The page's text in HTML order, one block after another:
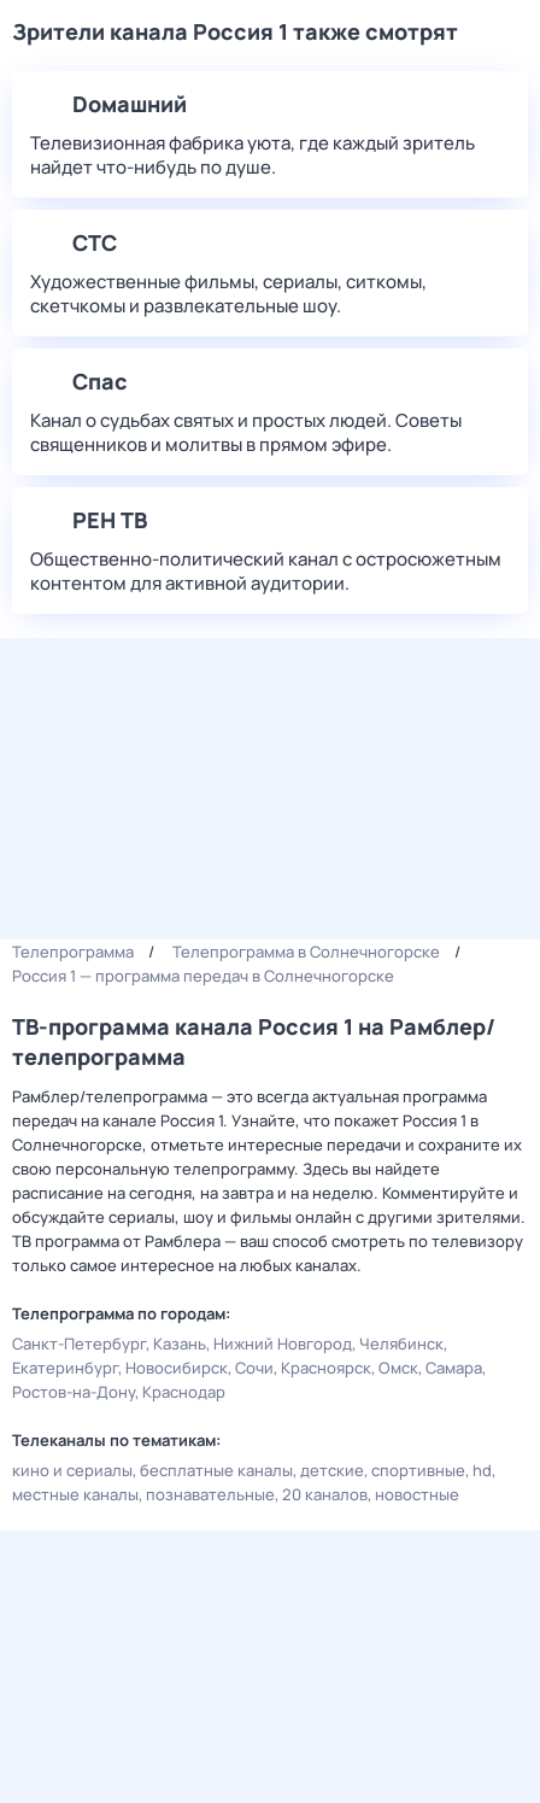
Зрители канала Россия 1 также смотрят
Dомашний
Телевизионная фабрика уюта, где каждый зритель
найдет что‑нибудь по душе.
СТС
Художественные фильмы, сериалы, ситкомы,
скетчкомы и развлекательные шоу.
Спас
Канал о судьбах святых и простых людей. Советы
священников и молитвы в прямом эфире.
РЕН ТВ
Общественно-политический канал с остросюжетным
контентом для активной аудитории.
Телепрограмма
Телепрограмма в Солнечногорске
Россия 1 — программа передач в Солнечногорске
ТВ-программа канала Россия 1 на Рамблер/
телепрограмма
Рамблер/телепрограмма — это всегда актуальная программа
передач на канале Россия 1. Узнайте, что покажет Россия 1 в
Солнечногорске, отметьте интересные передачи и сохраните их
свою персональную телепрограмму. Здесь вы найдете
расписание на сегодня, на завтра и на неделю. Комментируйте и
обсуждайте сериалы, шоу и фильмы онлайн с другими зрителями.
ТВ программа от Рамблера — ваш способ смотреть по телевизору
только самое интересное на любых каналах.
Телепрограмма по городам:
Санкт-Петербург Казань Нижний Новгород Челябинск
Екатеринбург Новосибирск Сочи Красноярск Омск Самара
Ростов-на-Дону Краснодар
Телеканалы по тематикам:
кино и сериалы бесплатные каналы детские спортивные hd
местные каналы познавательные 20 каналов новостные